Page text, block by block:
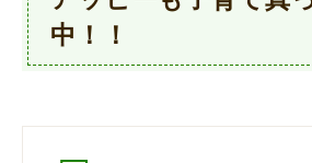
中！！